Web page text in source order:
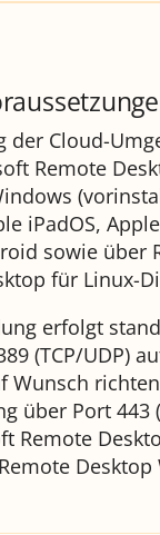
der Cloud-
Remote
iPadOS,
sowie über
für Linux-
erfolgt
(TCP/UDP)
Wunsch
über Port 443
Remote
Desktop